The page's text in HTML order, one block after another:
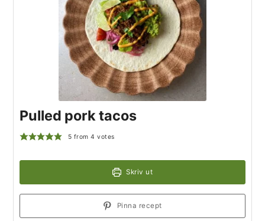
Pulled pork tacos
5 from4 votes
Skriv ut
Pinna recept